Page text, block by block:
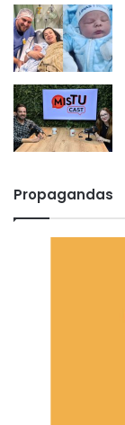
Propagandas